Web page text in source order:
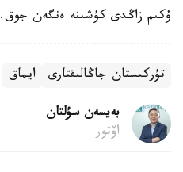
ۇكىم زاڭدى كۇشىنە ەنگەن جوق.
تۇركىستان جاڭالىقتارى ايماق
بەيسەن سۇلتان
اۆتور